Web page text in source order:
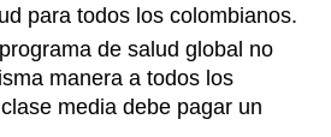
para todos los colombianos.
de salud global no
manera a todos los
media debe pagar un